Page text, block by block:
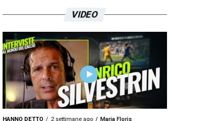
VIDEO
HANNO DETTO 2 settimane ago Maria Floris